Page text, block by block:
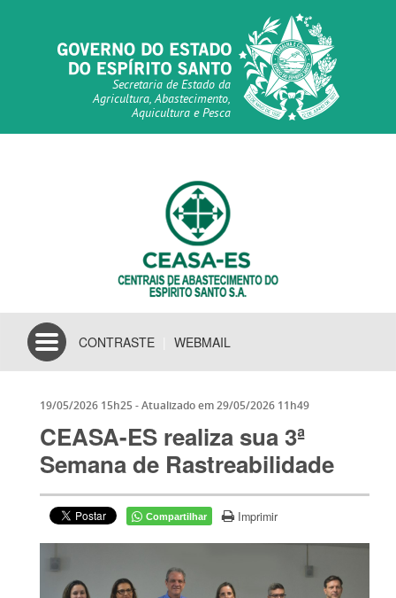
Secretaria de Estado da
Agricultura, Abastecimento,
Aquicultura e Pesca
Toggle
navigation
CONTRASTE WEBMAIL
19/05/2026 15h25- Atualizado em29/05/2026 11h49
CEASA-ES realiza sua 3ª
Semana de Rastreabilidade
Compartilhar Imprimir